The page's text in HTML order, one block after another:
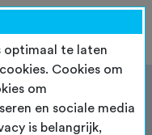
optimaal te laten
Cookies om
om
en sociale media
is belangrijk,